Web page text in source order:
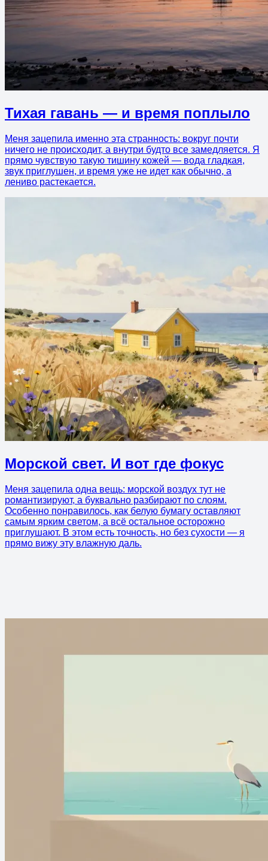
Тихая гавань — и время поплыло
Меня зацепила именно эта странность: вокруг почти
ничего не происходит, а внутри будто все замедляется. Я
прямо чувствую такую тишину кожей — вода гладкая,
звук приглушен, и время уже не идет как обычно, а
лениво растекается.
Морской свет. И вот где фокус
Меня зацепила одна вещь: морской воздух тут не
романтизируют, а буквально разбирают по слоям.
Особенно понравилось, как белую бумагу оставляют
самым ярким светом, а всё остальное осторожно
приглушают. В этом есть точность, но без сухости — я
прямо вижу эту влажную даль.